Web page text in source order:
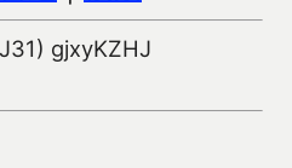
gjxyKZHJ